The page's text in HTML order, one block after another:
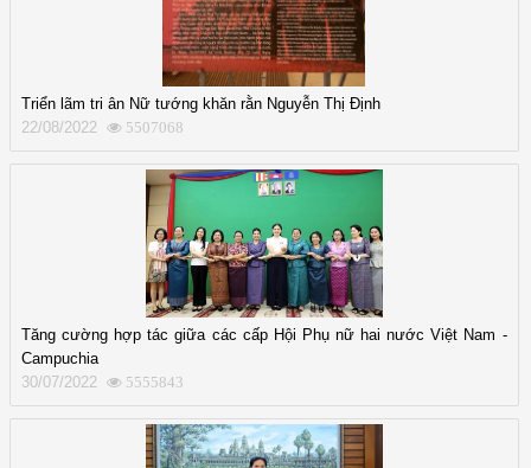
Triển lãm tri ân Nữ tướng khăn rằn Nguyễn Thị Định
22/08/2022
5507068
Tăng cường hợp tác giữa các cấp Hội Phụ nữ hai nước Việt Nam -
Campuchia
30/07/2022
5555843